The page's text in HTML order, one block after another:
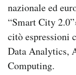
nazionale ed
“Smart City
citò espressioni
Data Analytics,
Computing.